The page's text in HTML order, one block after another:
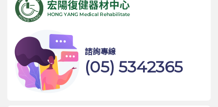
諮詢專線
(05) 5342365